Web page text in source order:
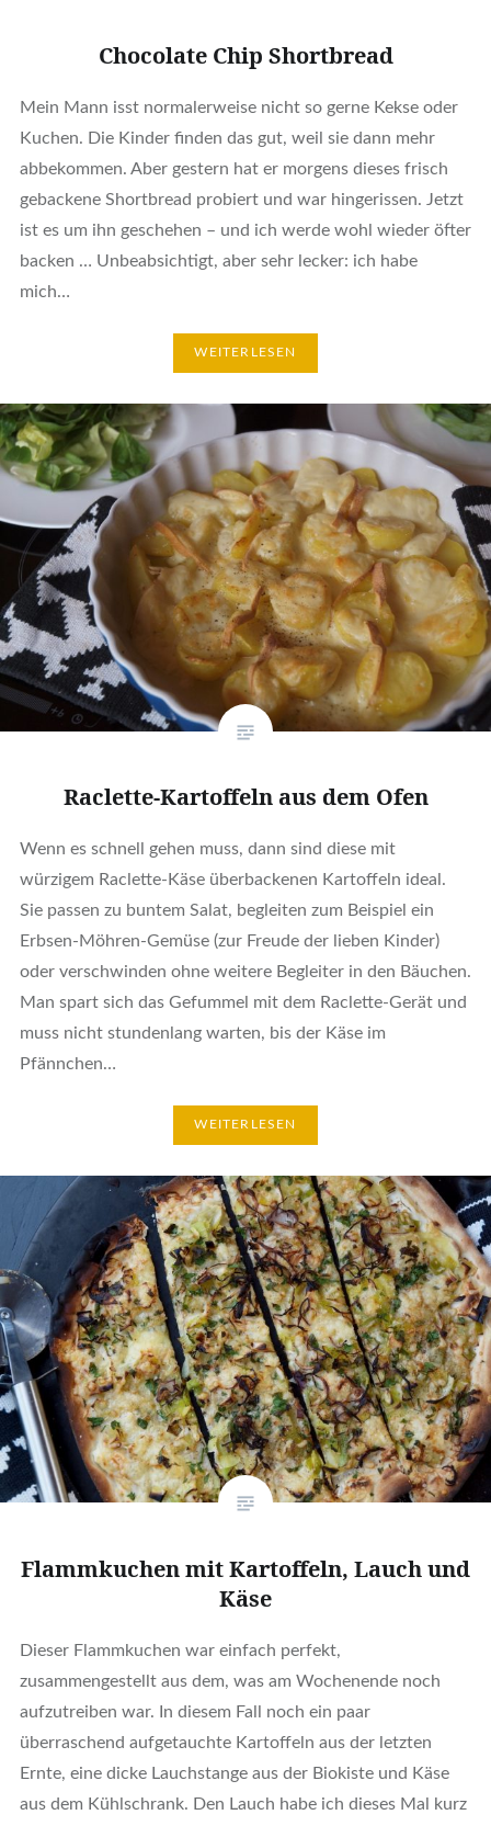
Chocolate Chip Shortbread
Mein Mann isst normalerweise nicht so gerne Kekse oder
Kuchen. Die Kinder finden das gut, weil sie dann mehr
abbekommen. Aber gestern hat er morgens dieses frisch
gebackene Shortbread probiert und war hingerissen. Jetzt
ist es um ihn geschehen – und ich werde wohl wieder öfter
backen … Unbeabsichtigt, aber sehr lecker: ich habe
mich…
WEITERLESEN
Raclette-Kartoffeln aus dem Ofen
Wenn es schnell gehen muss, dann sind diese mit
würzigem Raclette-Käse überbackenen Kartoffeln ideal.
Sie passen zu buntem Salat, begleiten zum Beispiel ein
Erbsen-Möhren-Gemüse (zur Freude der lieben Kinder)
oder verschwinden ohne weitere Begleiter in den Bäuchen.
Man spart sich das Gefummel mit dem Raclette-Gerät und
muss nicht stundenlang warten, bis der Käse im
Pfännchen…
WEITERLESEN
Flammkuchen mit Kartoffeln, Lauch und
Käse
Dieser Flammkuchen war einfach perfekt,
zusammengestellt aus dem, was am Wochenende noch
aufzutreiben war. In diesem Fall noch ein paar
überraschend aufgetauchte Kartoffeln aus der letzten
Ernte, eine dicke Lauchstange aus der Biokiste und Käse
aus dem Kühlschrank. Den Lauch habe ich dieses Mal kurz